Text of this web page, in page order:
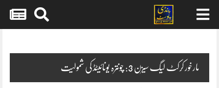
مارخور کرکٹ لیگ سیزن 3: چونترہ یونائیٹڈ کی شمولیت